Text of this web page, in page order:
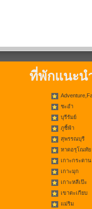
ที่พักแนะน
ชะอำ
บุรีรัมย์
ภูชี้ฟ้า
สุพรรณบุรี
หาดอรุโณทัย
เกาะกระดาน
เกาะมุก
เกาะหลีเป๊ะ
เขาตะเกียบ
แม่ริม